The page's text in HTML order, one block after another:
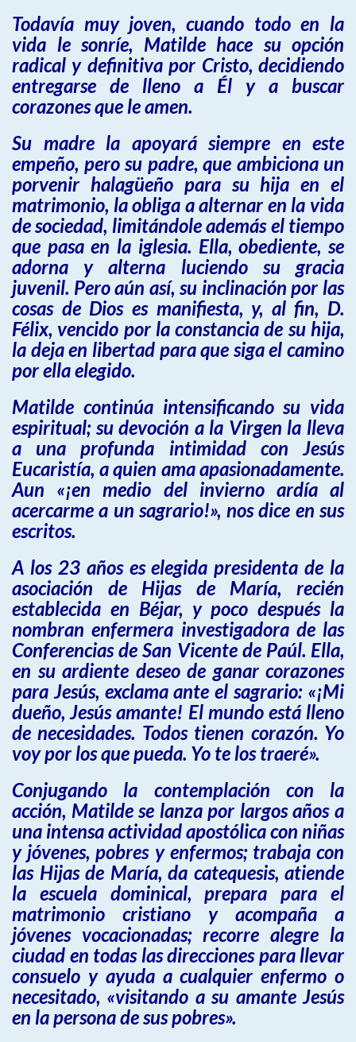
Todavía muy joven, cuando todo en la
vida le sonríe, Matilde hace su opción
radical y definitiva por Cristo, decidiendo
entregarse de lleno a Él y a buscar
corazones que le amen.
Su madre la apoyará siempre en este
empeño, pero su padre, que ambiciona un
porvenir halagüeño para su hija en el
matrimonio, la obliga a alternar en la vida
de sociedad, limitándole además el tiempo
que pasa en la iglesia. Ella, obediente, se
adorna y alterna luciendo su gracia
juvenil. Pero aún así, su inclinación por las
cosas de Dios es manifiesta, y, al fin, D.
Félix, vencido por la constancia de su hija,
la deja en libertad para que siga el camino
por ella elegido.
Matilde continúa intensificando su vida
espiritual; su devoción a la Virgen la lleva
a una profunda intimidad con Jesús
Eucaristía, a quien ama apasionadamente.
Aun «¡en medio del invierno ardía al
acercarme a un sagrario!», nos dice en sus
escritos.
A los 23 años es elegida presidenta de la
asociación de Hijas de María, recién
establecida en Béjar, y poco después la
nombran enfermera investigadora de las
Conferencias de San Vicente de Paúl. Ella,
en su ardiente deseo de ganar corazones
para Jesús, exclama ante el sagrario: «¡Mi
dueño, Jesús amante! El mundo está lleno
de necesidades. Todos tienen corazón. Yo
voy por los que pueda. Yo te los traeré».
Conjugando la contemplación con la
acción, Matilde se lanza por largos años a
una intensa actividad apostólica con niñas
y jóvenes, pobres y enfermos; trabaja con
las Hijas de María, da catequesis, atiende
la escuela dominical, prepara para el
matrimonio cristiano y acompaña a
jóvenes vocacionadas; recorre alegre la
ciudad en todas las direcciones para llevar
consuelo y ayuda a cualquier enfermo o
necesitado, «visitando a su amante Jesús
en la persona de sus pobres».